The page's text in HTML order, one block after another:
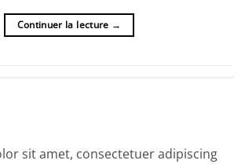
Continuer la lecture →
sit amet, consectetuer adipiscing